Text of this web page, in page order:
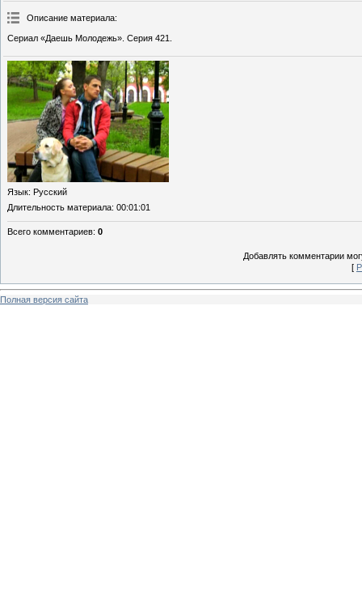
Описание материала:
Сериал «Даешь Молодежь». Серия 421.
Язык: Русский
Длительность материала: 00:01:01
Всего комментариев: 0
Добавлять комментарии
[
Полная версия сайта